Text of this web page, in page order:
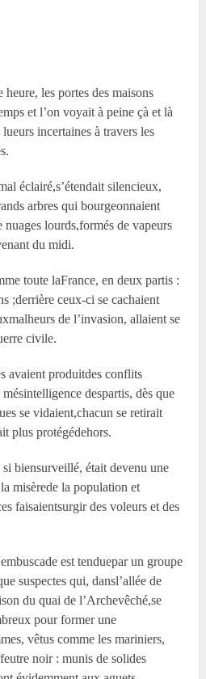
les portes des maisons
et l’on voyait à peine çà et là
incertaines à travers les
éclairé,s’étendait silencieux,
arbres qui bourgeonnaient
lourds,formés de vapeurs
du midi.
toute laFrance, en deux partis :
;derrière ceux-ci se cachaient
de l’invasion, allaient se
civile.
avaient produitdes conflits
despartis, dès que
se vidaient,chacun se retirait
plus protégédehors.
biensurveillé, était devenu une
misèrede la population et
faisaientsurgir des voleurs et des
est tenduepar un groupe
suspectes qui, dansl’allée de
du quai de l’Archevêché,se
pour former une
vêtus comme les mariniers,
noir : munis de solides